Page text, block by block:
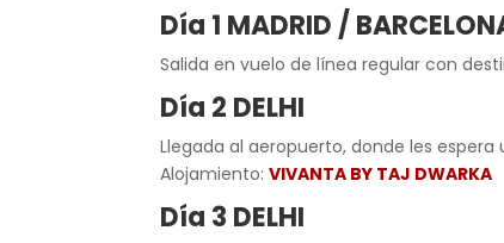
Día 1 MADRID /
Salida en vuelo de línea regular con
Día 2 DELHI
Llegada al aeropuerto, donde les
Alojamiento:VIVANTA BY TAJ DWARKA
Día 3 DELHI